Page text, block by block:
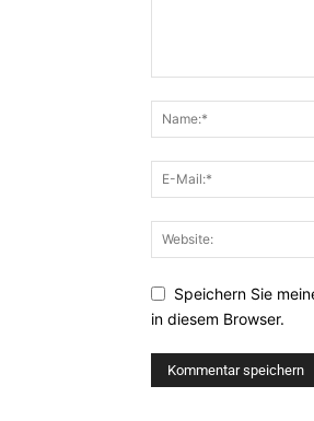
Speichern Sie
in diesem Browser.